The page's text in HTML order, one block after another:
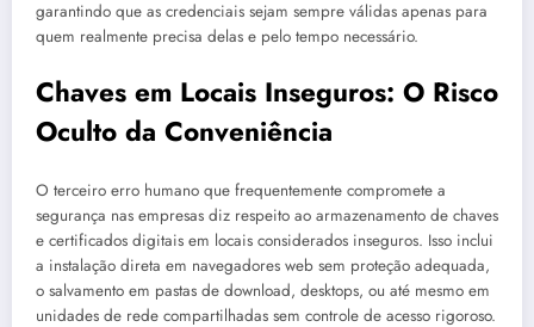
garantindo que as credenciais sejam sempre válidas apenas para
quem realmente precisa delas e pelo tempo necessário.
Chaves em Locais Inseguros: O Risco
Oculto da Conveniência
O terceiro erro humano que frequentemente compromete a
segurança nas empresas diz respeito ao armazenamento de chaves
e certificados digitais em locais considerados inseguros. Isso inclui
a instalação direta em navegadores web sem proteção adequada,
o salvamento em pastas de download, desktops, ou até mesmo em
unidades de rede compartilhadas sem controle de acesso rigoroso.